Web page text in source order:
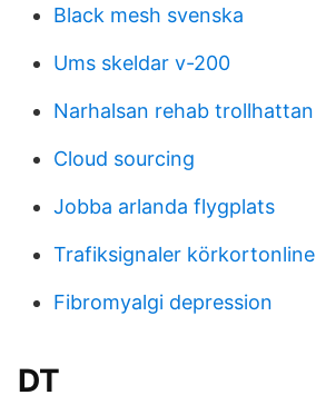
Black mesh svenska
Ums skeldar v-200
Narhalsan rehab trollhattan
Cloud sourcing
Jobba arlanda flygplats
Trafiksignaler körkortonline
Fibromyalgi depression
DT